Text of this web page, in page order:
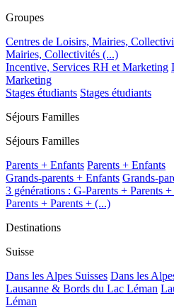
Groupes
Centres de Loisirs, Mairies,
Mairies, Collectivités (...)
Incentive, Services RH et Marketing
Marketing
Stages étudiants Stages étudiants
Séjours Familles
Séjours Familles
Parents + Enfants Parents + Enfants
Grands-parents + Enfants Grands-
3 générations : G-Parents + Parents
Parents + Parents + (...)
Destinations
Suisse
Dans les Alpes Suisses Dans les
Lausanne & Bords du Lac Léman
Léman